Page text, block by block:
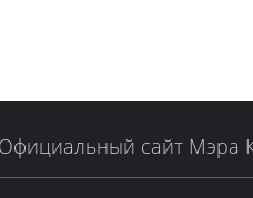
Официальный сайт Мэра